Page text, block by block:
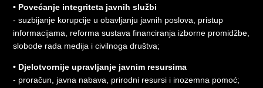
• Povećanje integriteta javnih službi
- suzbijanje korupcije u obavljanju javnih poslova, pristup
informacijama, reforma sustava financiranja izborne promidžbe,
slobode rada medija i civilnoga društva;
• Djelotvornije upravljanje javnim resursima
- proračun, javna nabava, prirodni resursi i inozemna pomoć;